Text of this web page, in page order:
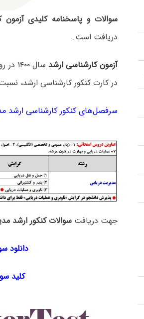
سوالات و پاسخنامه کلیدی آزمون
دریافت است.
آزمون کارشناسی ارشد
در کارت کنکور کارشناسی ارشد،
سرفصل‌های کنکور کارشناسی ارشد
جهت دریافت سوالات کنکور ارشد
دانلود
کلید